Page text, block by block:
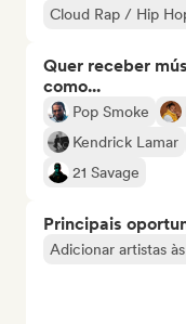
Cloud Rap / Hip
Quer receber
como...
Pop Smoke
Kendrick Lamar
21 Savage
Principais
Adicionar artistas